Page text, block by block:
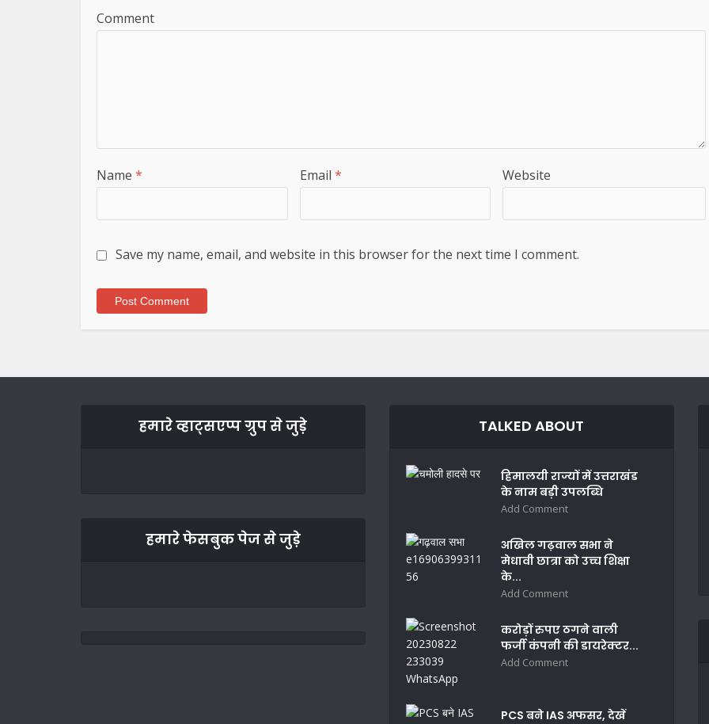
Comment
Name * Email * Website
Save my name, email, and website in this browser for the next time I comment.
हमारे व्हाट्सएप्प ग्रुप से जुड़े
हमारे फेसबुक पेज से जुड़े
TALKED ABOUT
हिमालयी राज्यों में उत्तराखंड
के नाम बड़ी उपलब्धि
Add Comment
अखिल गढ़वाल सभा ने
मेधावी छात्रा को उच्च शिक्षा
के...
Add Comment
करोड़ों रुपए ठगने वाली
फर्जी कंपनी की डायरेक्टर...
Add Comment
PCS बने IAS अफसर, देखें